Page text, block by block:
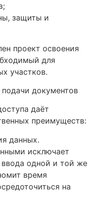
защиты и
проект освоения
для
участков.
документов
даёт
преимуществ:
данных.
исключает
ввода одной и той же
время
на